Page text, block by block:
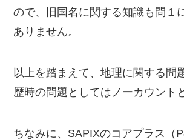
ので、旧国名に関する知識も問１
ありません。
以上を踏まえて、地理に関する問
歴時の問題としてはノーカウント
ちなみに、SAPIXのコアプラス（